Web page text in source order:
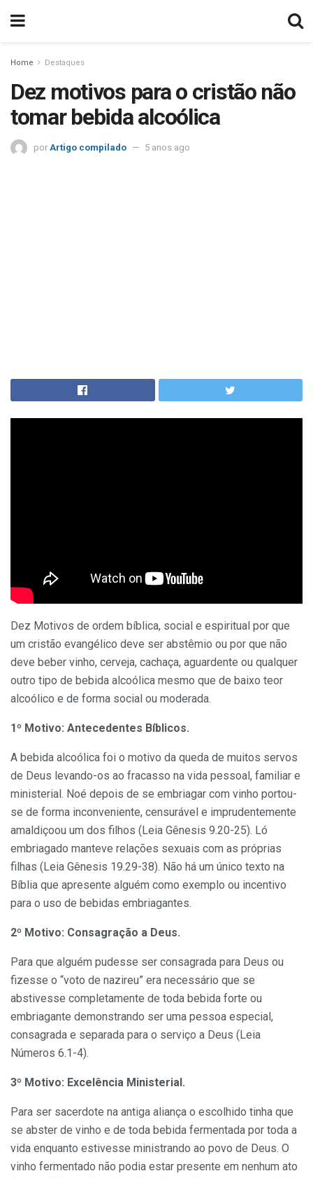
Home Destaques
Dez motivos para o cristão não
tomar bebida alcoólica
por Artigo compilado 5 anos ago
Dez Motivos de ordem bíblica, social e espiritual por que
um cristão evangélico deve ser abstêmio ou por que não
deve beber vinho, cerveja, cachaça, aguardente ou qualquer
outro tipo de bebida alcoólica mesmo que de baixo teor
alcoólico e de forma social ou moderada.
1º Motivo: Antecedentes Bíblicos.
A bebida alcoólica foi o motivo da queda de muitos servos
de Deus levando-os ao fracasso na vida pessoal, familiar e
ministerial. Noé depois de se embriagar com vinho portou-
se de forma inconveniente, censurável e imprudentemente
amaldiçoou um dos filhos (Leia Gênesis 9.20-25). Ló
embriagado manteve relações sexuais com as próprias
filhas (Leia Gênesis 19.29-38). Não há um único texto na
Bíblia que apresente alguém como exemplo ou incentivo
para o uso de bebidas embriagantes.
2º Motivo: Consagração a Deus.
Para que alguém pudesse ser consagrada para Deus ou
fizesse o “voto de nazireu” era necessário que se
abstivesse completamente de toda bebida forte ou
embriagante demonstrando ser uma pessoa especial,
consagrada e separada para o serviço a Deus (Leia
Números 6.1-4).
3º Motivo: Excelência Ministerial.
Para ser sacerdote na antiga aliança o escolhido tinha que
se abster de vinho e de toda bebida fermentada por toda a
vida enquanto estivesse ministrando ao povo de Deus. O
vinho fermentado não podia estar presente em nenhum ato